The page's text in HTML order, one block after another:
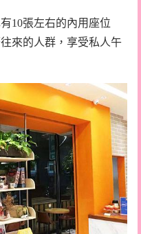
10張左右的內用座位
來的人群，享受私人午